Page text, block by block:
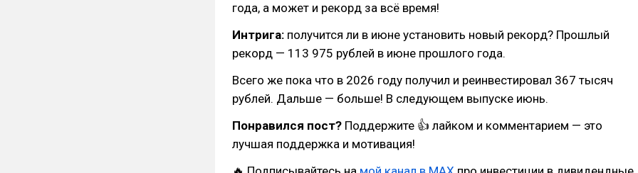
года, а может и рекорд за всё время!
Интрига: получится ли в июне установить новый рекорд? Прошлый
рекорд — 113 975 рублей в июне прошлого года.
Всего же пока что в 2026 году получил и реинвестировал 367 тысяч
рублей. Дальше — больше! В следующем выпуске июнь.
Понравился пост? Поддержите 👍 лайком и комментарием — это
лучшая поддержка и мотивация!